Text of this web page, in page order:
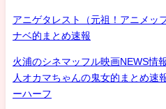
アニゲタレスト（元祖！アニメ
ナベ的まとめ速報
火浦のシネマッフル映画NEWS情
人オカマちゃんの鬼女的まとめ速
ーハーフ